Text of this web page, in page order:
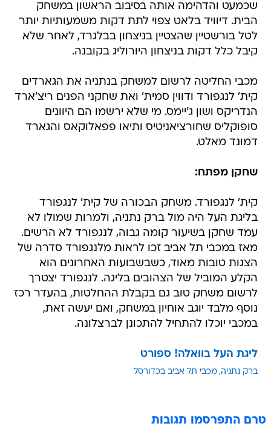
שכמעט והדהימה אותה בסיבוב הראשון במשחק
הבית. דיוויד בלאט צפוי לתת דקות משמעותיות יותר
לטל בורשטיין שהצטיין בניצחון בבלגרד, לאחר שלא
קיבל כלל דקות בניצחון היורוליג בקובנה.
מכבי החליטה לרשום למשחק בנתניה את הגארדים
קית' לנגפורד ודווין סמית' ואת שחקני הפנים ריצ'ארד
הנדריקס ושון ג'יימס. מי שלא ירשמו הם היוונים
סופוקליס שחורציאניטיס ותיאו פפאלוקאס והגארד
דמונד מאלט.
שחקן מפתח:
קית' לנגפורד. משחק הבכורה של קית' לנגפורד
בליגת העל היה מול ברק נתניה, ולמרות שמולו לא
עמד שחקן בשיעור קומה גבוה, לנגפורד לא הרשים.
מאז במכבי תל אביב זכו לראות מלנגפורד סדרה של
הצגות טובות מאוד, כשבשבועות האחרונים הוא
הקלע המוביל של הצהובים בליגה. לנגפורד יצטרך
לרשום משחק טוב גם בקבלת ההחלטות, בהעדר רכז
נוסף מלבד יוגב אוחיון במשחק, ואם יעשה זאת,
במכבי יוכלו להתחיל להתכונן לברצלונה.
ליגת העל בוואלה! ספורט
ברק נתניה מכבי תל אביב בכדורסל
טרם התפרסמו תגובות